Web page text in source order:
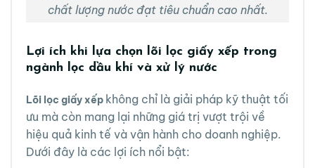
chất lượng nước đạt tiêu chuẩn cao nhất.
Lợi ích khi lựa chọn lõi lọc giấy xếp trong
ngành lọc dầu khí và xử lý nước
Lõi lọc giấy xếp không chỉ là giải pháp kỹ thuật tối
ưu mà còn mang lại những giá trị vượt trội về
hiệu quả kinh tế và vận hành cho doanh nghiệp.
Dưới đây là các lợi ích nổi bật: